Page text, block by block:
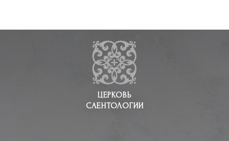
ЦЕРКОВЬ
САЕНТОЛОГИИ